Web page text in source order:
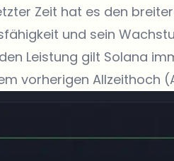
Zeit hat es den
und sein
Leistung gilt Solana
vorherigen Allzeithoch